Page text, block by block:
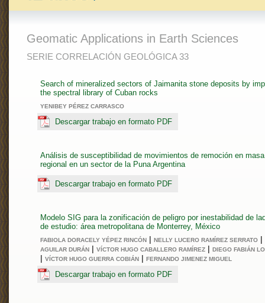
Geomatic Applications in Earth Sciences
SERIE CORRELACIÓN GEOLÓGICA 33
Search of mineralized sectors of Jaimanita stone deposits by
the spectral library of Cuban rocks
YENIBEY PÉREZ CARRASCO
Descargar trabajo en formato PDF
Análisis de susceptibilidad de movimientos de remoción en
regional en un sector de la Puna Argentina
Descargar trabajo en formato PDF
Modelo SIG para la zonificación de peligro por inestabilidad de
de estudio: área metropolitana de Monterrey, México
FABIOLA DORACELY YÉPEZ RINCÓN | NELLY LUCERO RAMÍREZ SERRATO |
AGUILAR DURÁN | VÍCTOR HUGO CABALLERO RAMÍREZ | DIEGO FABIÁN
| VÍCTOR HUGO GUERRA COBIÁN | FERNANDO JIMENEZ MIGUEL
Descargar trabajo en formato PDF